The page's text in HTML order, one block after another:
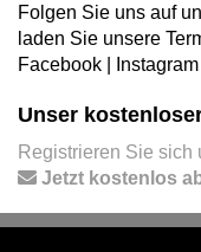
Folgen Sie uns auf
laden Sie unsere
Facebook
Instagram
Unser
Registrieren Sie sich
Jetzt kostenlos